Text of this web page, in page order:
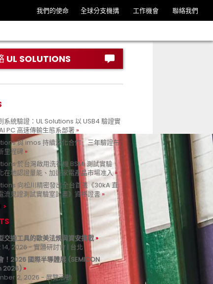
我們的使命 全球分支機搆 工作機會 聯絡我們
UL SOLUTIONS
系統驗證：UL Solutions 以 USB4 驗證實
PC 高速傳輸生態系部署
與 imos 持續深化合作 三年驗證布
里程碑
於台灣啟用洗衣機 BSMI 測試實驗
地認證量能、加速家電產品市場准入
向松川精密發出全台首張《30kA 直
流見證測試實驗室計畫》資格證書
交通工具的歐美法規與資安挑戰
2026 - 實體研討會 | 台北
！2026 國際半導體展 (SEMICON
2026)
2, 2026 - 展覽活動